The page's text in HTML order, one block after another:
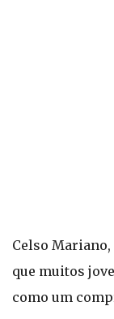
Celso
que muitos
como um